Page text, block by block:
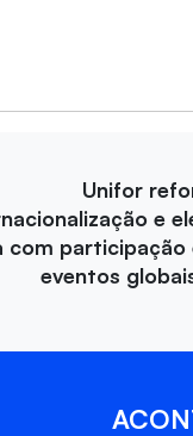
Unifor
e
com participação
eventos